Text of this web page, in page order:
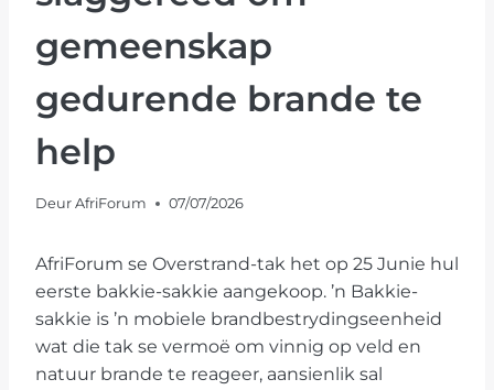
gemeenskap
gedurende brande te
help
Deur AfriForum 07/07/2026
AfriForum se Overstrand-tak het op 25 Junie hul
eerste bakkie-sakkie aangekoop. ’n Bakkie-
sakkie is ’n mobiele brandbestrydingseenheid
wat die tak se vermoë om vinnig op veld en
natuur brande te reageer, aansienlik sal